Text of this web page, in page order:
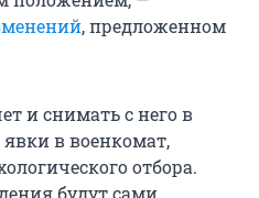
, предложенном
и снимать с него в
явки в военкомат,
отбора.
будут сами